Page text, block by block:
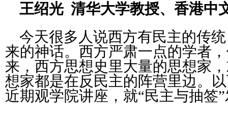
王绍光 清华大学教授、香港中
今天很多人说西方有民主的传
来的神话。西方严肃一点的学者
来，西方思想史里大量的思想家
想家都是在反民主的阵营里边。
近期观学院讲座，就“民主与抽签